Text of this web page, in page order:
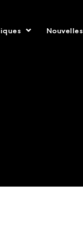
Nouvelles